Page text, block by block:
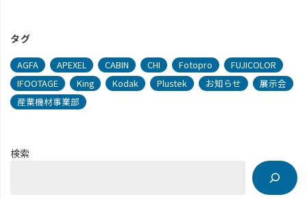
タグ
AGFA APEXEL CABIN CHI Fotopro
FUJICOLOR
IFOOTAGE
King Kodak Plustek お知らせ
展示会
産業機材事業部
検索